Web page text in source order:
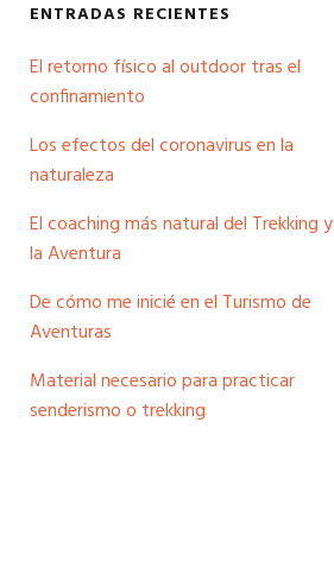
ENTRADAS RECIENTES
El retorno físico al outdoor tras el
confinamiento
Los efectos del coronavirus en la
naturaleza
El coaching más natural del Trekking y
la Aventura
De cómo me inicié en el Turismo de
Aventuras
Material necesario para practicar
senderismo o trekking